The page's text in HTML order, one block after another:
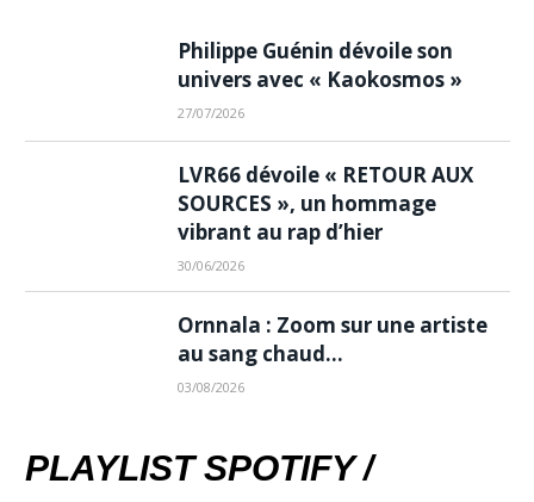
Philippe Guénin dévoile son
univers avec « Kaokosmos »
27/07/2026
LVR66 dévoile « RETOUR AUX
SOURCES », un hommage
vibrant au rap d’hier
30/06/2026
Ornnala : Zoom sur une artiste
au sang chaud…
03/08/2026
PLAYLIST SPOTIFY /